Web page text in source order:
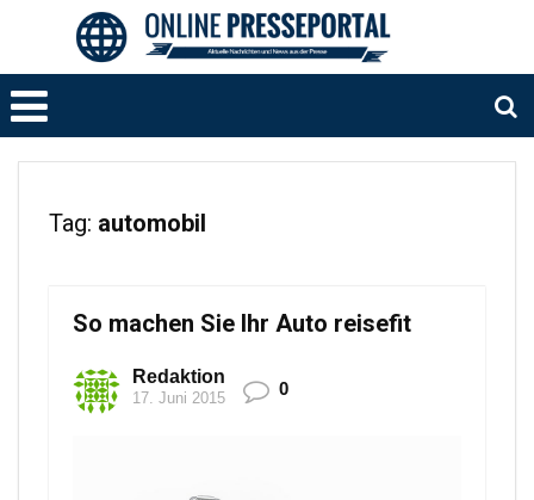
Tag: automobil
So machen Sie Ihr Auto reisefit
Redaktion
17. Juni 2015 0